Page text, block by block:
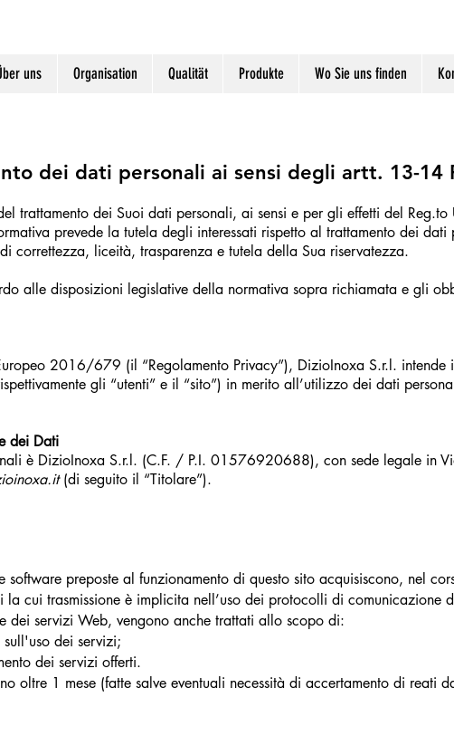
uns Organisation Qualität Produkte Wo Sie uns finden
dei dati personali ai sensi degli artt. 13-14
trattamento dei Suoi dati personali, ai sensi e per gli effetti del
prevede la tutela degli interessati rispetto al trattamento dei dati
correttezza, liceità, trasparenza e tutela della Sua riservatezza.
alle disposizioni legislative della normativa sopra richiamata e gli
2016/679 (il “Regolamento Privacy”), DizioInoxa S.r.l.
gli “utenti” e il “sito”) in merito all’utilizzo dei dati
dei Dati
è DizioInoxa S.r.l. (C.F. / P.I. 01576920688), con sede legale in
(di seguito il “Titolare”).
software preposte al funzionamento di questo sito acquisiscono, nel
cui trasmissione è implicita nell’uso dei protocolli di comunicazione
dei servizi Web, vengono anche trattati allo scopo di:
dei servizi;
dei servizi offerti.
oltre 1 mese (fatte salve eventuali necessità di accertamento di reati